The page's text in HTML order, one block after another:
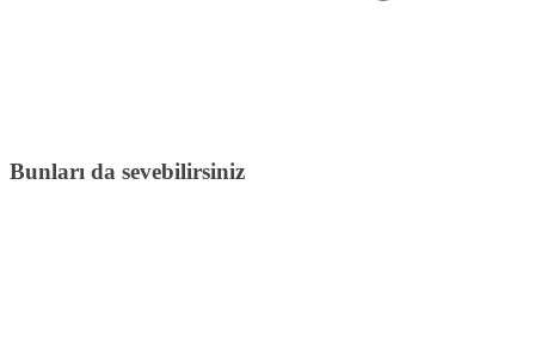
Bunları da sevebilirsiniz